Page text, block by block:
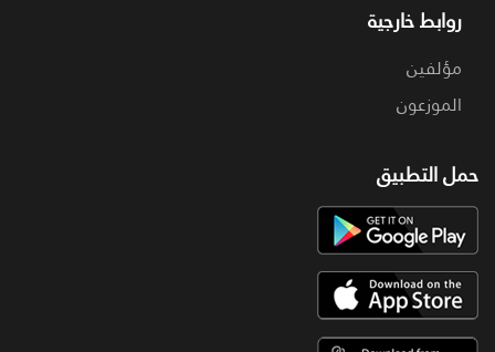
روابط خارجية
مؤلفين
الموزعون
حمل التطبيق